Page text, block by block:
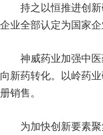
持之以恒推进创新
企业全部认定为国家
神威药业加强中医
向新药转化。以岭药
册销售。
为加快创新要素聚